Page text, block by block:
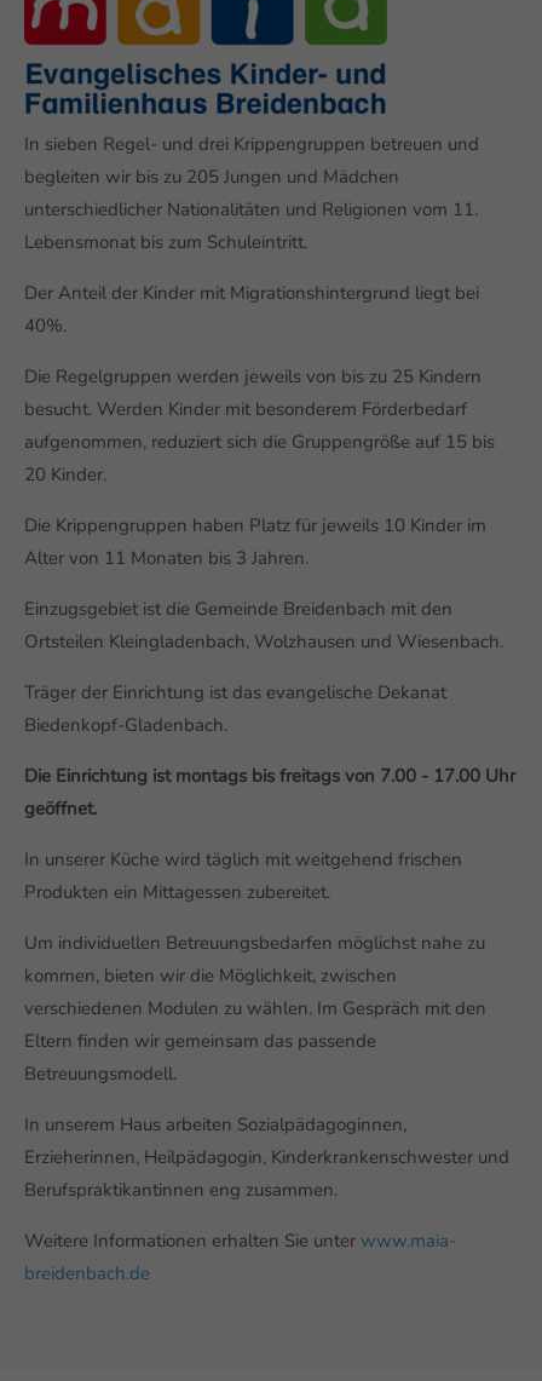
In sieben Regel- und drei Krippengruppen betreuen und
begleiten wir bis zu 205 Jungen und Mädchen
unterschiedlicher Nationalitäten und Religionen vom 11.
Lebensmonat bis zum Schuleintritt.
Der Anteil der Kinder mit Migrationshintergrund liegt bei
40%.
Die Regelgruppen werden jeweils von bis zu 25 Kindern
besucht. Werden Kinder mit besonderem Förderbedarf
aufgenommen, reduziert sich die Gruppengröße auf 15 bis
20 Kinder.
Die Krippengruppen haben Platz für jeweils 10 Kinder im
Alter von 11 Monaten bis 3 Jahren.
Einzugsgebiet ist die Gemeinde Breidenbach mit den
Ortsteilen Kleingladenbach, Wolzhausen und Wiesenbach.
Träger der Einrichtung ist das evangelische Dekanat
Biedenkopf-Gladenbach.
Die Einrichtung ist montags bis freitags von 7.00 - 17.00 Uhr
geöffnet.
In unserer Küche wird täglich mit weitgehend frischen
Produkten ein Mittagessen zubereitet.
Um individuellen Betreuungsbedarfen möglichst nahe zu
kommen, bieten wir die Möglichkeit, zwischen
verschiedenen Modulen zu wählen. Im Gespräch mit den
Eltern finden wir gemeinsam das passende
Betreuungsmodell.
In unserem Haus arbeiten Sozialpädagoginnen,
Erzieherinnen, Heilpädagogin, Kinderkrankenschwester und
Berufspraktikantinnen eng zusammen.
Weitere Informationen erhalten Sie unter www.maia-
breidenbach.de